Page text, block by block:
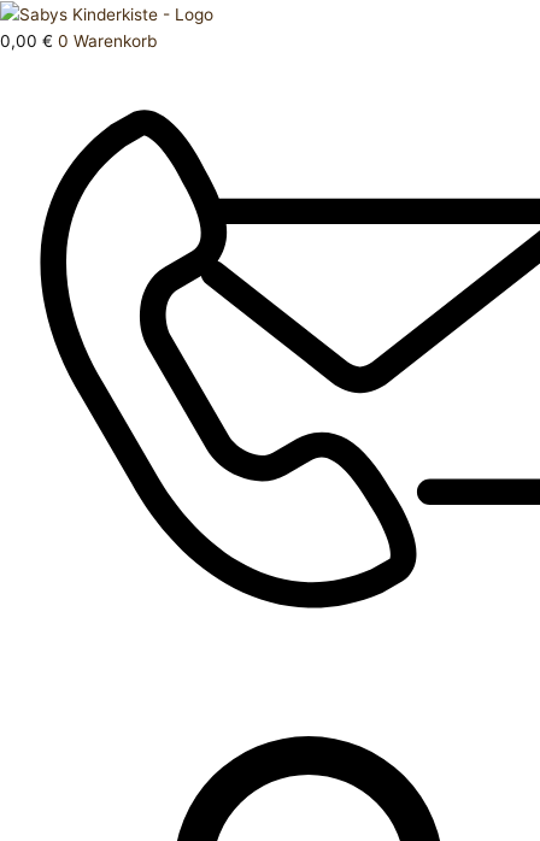
Zum
Inhalt
0,00 € 0 Warenkorb
Products
search
Oberteil
98